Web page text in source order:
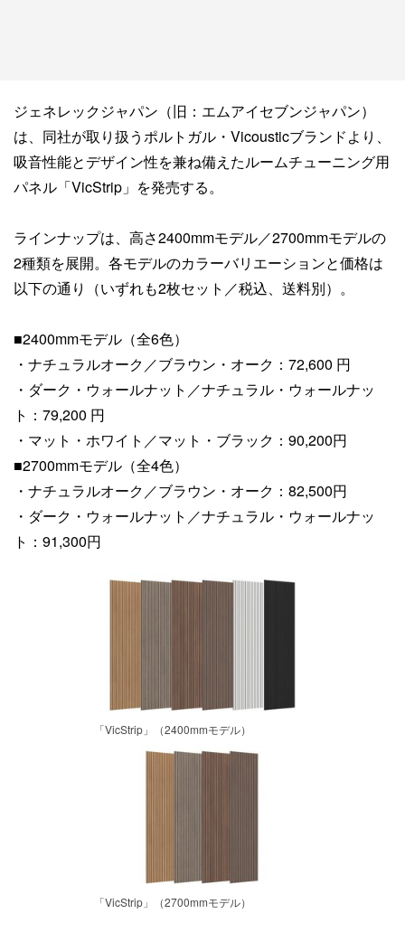
ジェネレックジャパン（旧：エムアイセブンジャパン）
は、同社が取り扱うポルトガル・Vicousticブランドより、
吸音性能とデザイン性を兼ね備えたルームチューニング用
パネル「VicStrip」を発売する。
ラインナップは、高さ2400mmモデル／2700mmモデルの
2種類を展開。各モデルのカラーバリエーションと価格は
以下の通り（いずれも2枚セット／税込、送料別）。
■2400mmモデル（全6色）
・ナチュラルオーク／ブラウン・オーク：72,600 円
・ダーク・ウォールナット／ナチュラル・ウォールナッ
ト：79,200 円
・マット・ホワイト／マット・ブラック：90,200円
■2700mmモデル（全4色）
・ナチュラルオーク／ブラウン・オーク：82,500円
・ダーク・ウォールナット／ナチュラル・ウォールナッ
ト：91,300円
「VicStrip」（2400mmモデル）
「VicStrip」（2700mmモデル）